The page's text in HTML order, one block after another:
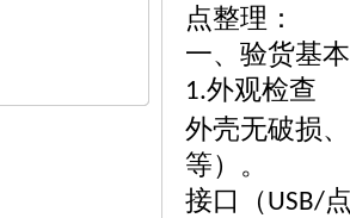
点整理：
一、验货基
1.外观检查
外壳无破损
等）。
接口（USB/